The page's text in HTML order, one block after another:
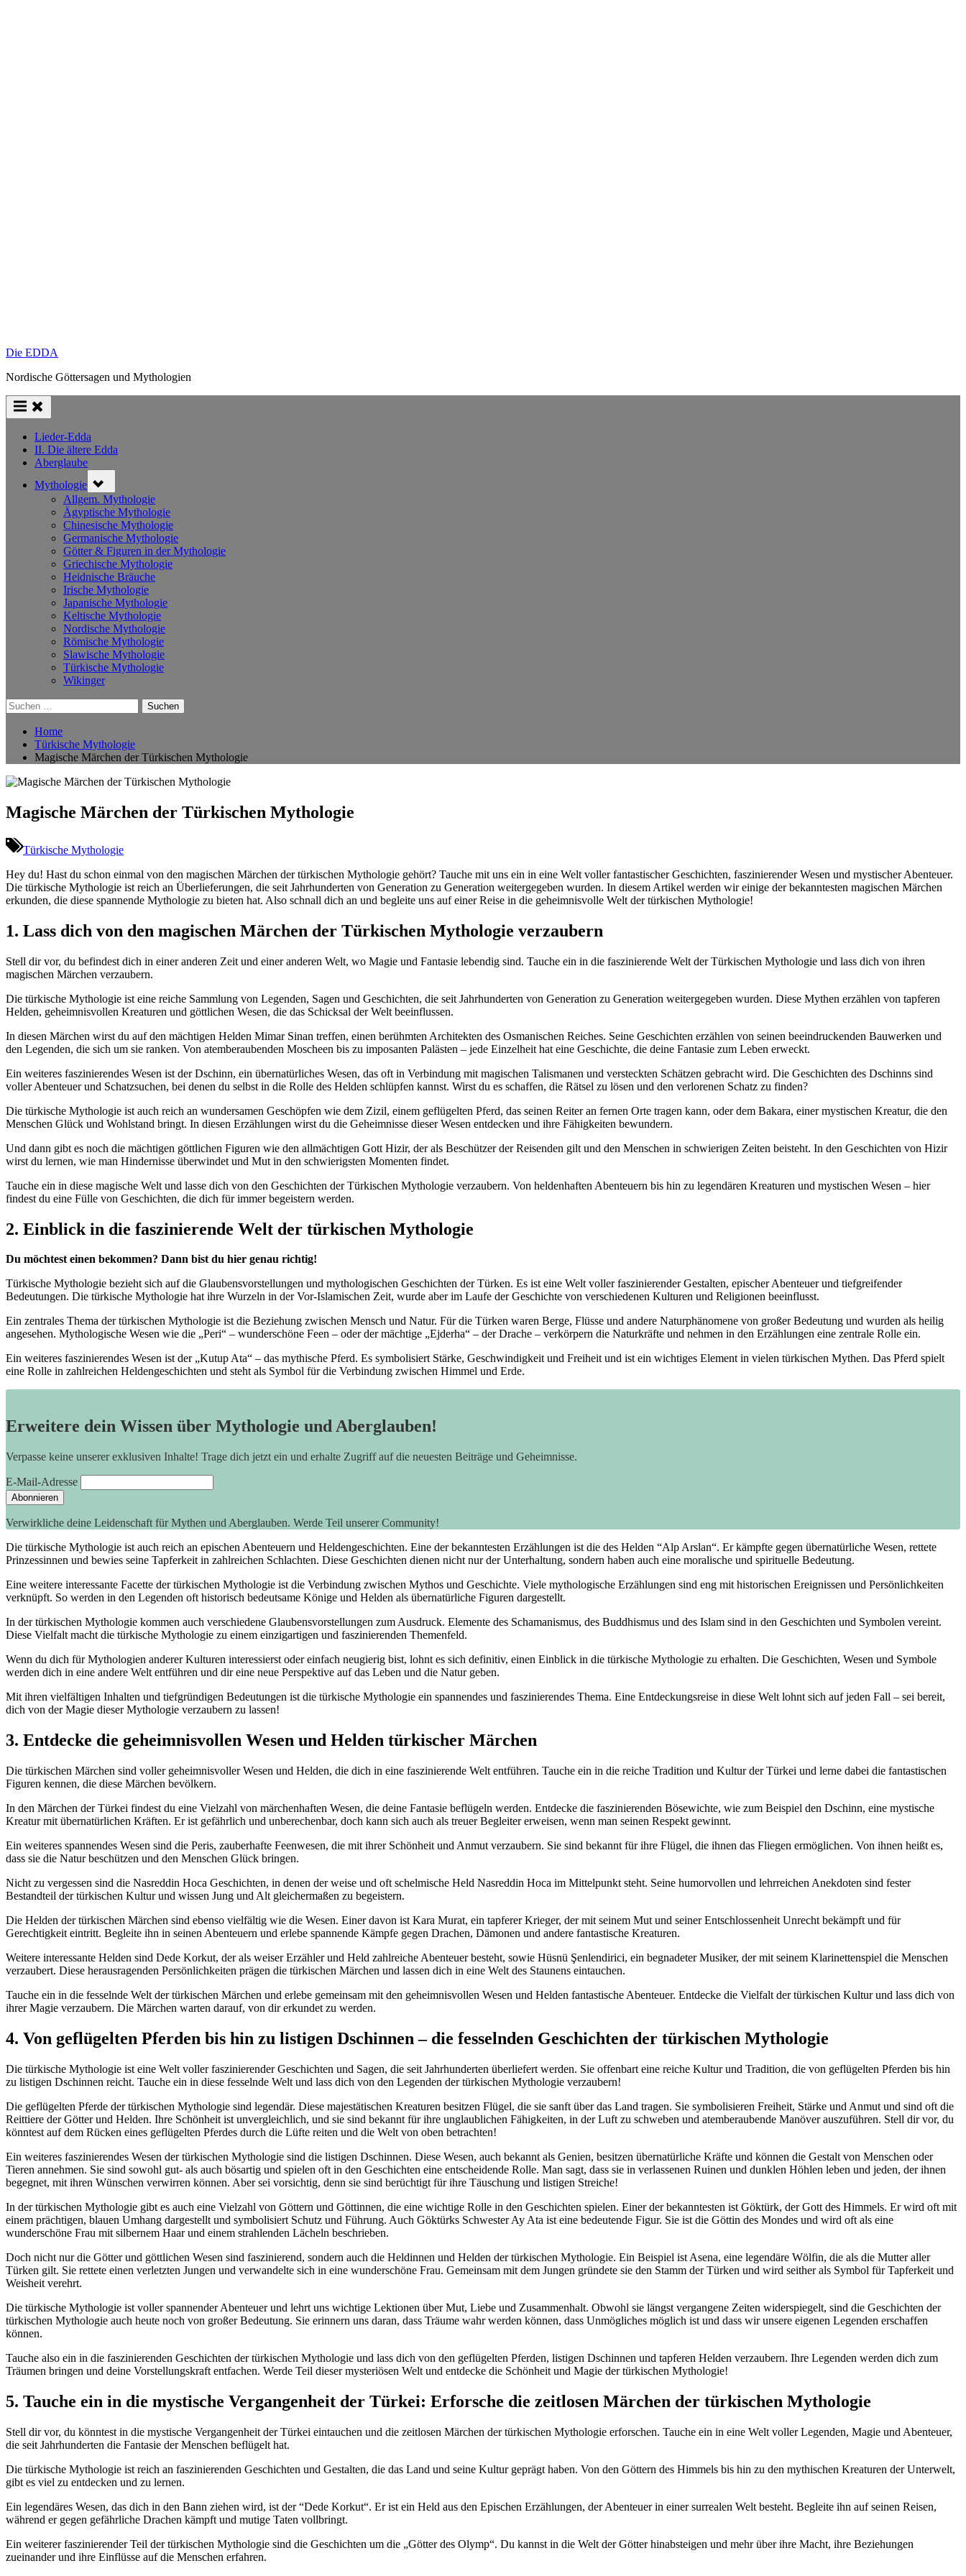
Die EDDA
Nordische Göttersagen und Mythologien
Lieder-Edda
II. Die ältere Edda
Aberglaube
Mythologie sub-
menu
Allgem. Mythologie
Ägyptische Mythologie
Chinesische Mythologie
Germanische Mythologie
Götter & Figuren in der Mythologie
Griechische Mythologie
Heidnische Bräuche
Irische Mythologie
Japanische Mythologie
Keltische Mythologie
Nordische Mythologie
Römische Mythologie
Slawische Mythologie
Türkische Mythologie
Wikinger
Suchen
nach:
Home
Türkische Mythologie
Magische Märchen der Türkischen Mythologie
Magische Märchen der Türkischen Mythologie
Türkische Mythologie
Hey‍ du! Hast du schon ‌einmal ⁤von den magischen Märchen ‌der türkischen Mythologie gehört? Tauche mit uns ein in eine​ Welt⁣ voller fantastischer Geschichten, faszinierender Wesen und mystischer Abenteuer.
Die türkische Mythologie ist reich an Überlieferungen, die‌ seit Jahrhunderten von Generation zu Generation weitergegeben wurden. In ​diesem Artikel werden ⁣wir einige‌ der bekanntesten magischen Märchen
erkunden, die diese spannende Mythologie zu bieten hat. Also schnall dich​ an und begleite ‌uns auf einer Reise in ‍die geheimnisvolle Welt der türkischen Mythologie!
1. Lass dich von den magischen⁣ Märchen der Türkischen⁢ Mythologie verzaubern
Stell dir vor, ⁣du befindest dich in einer anderen⁢ Zeit und einer ‍anderen Welt, wo Magie und Fantasie lebendig sind. Tauche ⁤ein in die faszinierende Welt der Türkischen Mythologie und ⁣lass dich ‌von ihren⁣
magischen ⁢Märchen ​verzaubern.
Die⁤ türkische⁤ Mythologie ist eine reiche Sammlung von Legenden, ⁢Sagen und Geschichten, die seit Jahrhunderten von ⁣Generation zu Generation weitergegeben wurden. Diese‍ Mythen erzählen von tapferen
Helden, geheimnisvollen Kreaturen ​und göttlichen Wesen, die⁢ das Schicksal⁢ der Welt beeinflussen.
In diesen Märchen wirst​ du auf ⁤den mächtigen‍ Helden Mimar Sinan treffen,⁢ einen berühmten Architekten des Osmanischen Reiches.⁣ Seine ⁣Geschichten erzählen von seinen beeindruckenden⁤ Bauwerken und
den Legenden, die⁢ sich​ um sie ranken. Von atemberaubenden Moscheen bis‍ zu⁤ imposanten Palästen‌ – jede Einzelheit hat eine Geschichte, die deine Fantasie zum Leben erweckt.
Ein weiteres faszinierendes Wesen ist der Dschinn, ⁢ein übernatürliches Wesen, das​ oft in Verbindung mit magischen Talismanen und versteckten Schätzen‌ gebracht wird.⁣ Die Geschichten des Dschinns ⁣sind
voller Abenteuer ‌und Schatzsuchen, bei denen du selbst in die Rolle ⁤des Helden schlüpfen ‍kannst. Wirst du es schaffen, die⁢ Rätsel zu lösen und ​den ⁣verlorenen Schatz zu finden?
Die türkische Mythologie ist auch reich an ‌wundersamen Geschöpfen wie ⁢dem Zizil, ​einem geflügelten Pferd, das ‌seinen ⁣Reiter an fernen Orte ⁣tragen ‍kann, oder dem Bakara, ‌einer ⁣mystischen Kreatur, die⁢ den
Menschen ‌Glück und Wohlstand bringt. In ⁤diesen​ Erzählungen​ wirst du die⁤ Geheimnisse dieser​ Wesen entdecken und ⁢ihre Fähigkeiten bewundern.
Und dann gibt es noch die​ mächtigen göttlichen Figuren ‍wie den allmächtigen Gott Hizir, der ⁢als ​Beschützer der Reisenden gilt und ⁣den ⁢Menschen in schwierigen Zeiten beisteht. In den Geschichten von Hizir
wirst du lernen,​ wie‍ man Hindernisse überwindet und ‍Mut in den schwierigsten Momenten findet.
Tauche ein in diese⁤ magische Welt und lasse dich von den Geschichten der Türkischen Mythologie verzaubern.⁤ Von heldenhaften Abenteuern bis‌ hin zu legendären⁣ Kreaturen und ‌mystischen Wesen – hier
findest du‍ eine Fülle von Geschichten, die dich ‍für immer ‍begeistern werden.
2. Einblick in die faszinierende Welt der türkischen⁤ Mythologie
Du möchtest einen bekommen? ‍Dann bist du hier genau richtig!
Türkische Mythologie bezieht sich auf ⁣die Glaubensvorstellungen und mythologischen​ Geschichten der​ Türken. Es ist eine Welt voller faszinierender Gestalten, epischer Abenteuer und tiefgreifender
Bedeutungen. Die türkische Mythologie‍ hat ihre Wurzeln in⁢ der Vor-Islamischen Zeit, wurde aber⁣ im Laufe der Geschichte von⁢ verschiedenen Kulturen und Religionen ⁤beeinflusst.
Ein zentrales Thema ‍der⁣ türkischen ⁤Mythologie ist die Beziehung zwischen Mensch und Natur. Für die Türken waren Berge, Flüsse und andere ⁣Naturphänomene von ​großer ‍Bedeutung und wurden‌ als heilig
angesehen. Mythologische Wesen wie ​die „Peri“ ⁢– wunderschöne Feen – oder der mächtige​ „Ejderha“ – ⁢der Drache – verkörpern die Naturkräfte und nehmen ​in den Erzählungen⁣ eine zentrale Rolle ein.
Ein weiteres faszinierendes Wesen ist der „Kutup⁢ Ata“ – das mythische Pferd. Es ⁢symbolisiert Stärke,​ Geschwindigkeit ​und Freiheit und ist ein wichtiges Element ‌in vielen türkischen ⁢Mythen. ‌Das Pferd spielt
eine Rolle in zahlreichen Heldengeschichten und steht als Symbol ⁤für die Verbindung zwischen Himmel und Erde.
Erweitere dein Wissen über Mythologie und Aberglauben!
Verpasse keine unserer exklusiven Inhalte! Trage dich jetzt ein und erhalte Zugriff auf die neuesten Beiträge und Geheimnisse.
E-Mail-Adresse
Verwirkliche deine Leidenschaft für Mythen und Aberglauben. Werde Teil unserer Community!
Die türkische Mythologie ist auch reich an epischen Abenteuern ⁣und Heldengeschichten. Eine der bekanntesten Erzählungen ist die ‌des Helden ‍“Alp Arslan“. ⁢Er kämpfte⁣ gegen ​übernatürliche Wesen, rettete
Prinzessinnen ⁣und bewies seine ⁢Tapferkeit in ⁣zahlreichen Schlachten.⁢ Diese​ Geschichten dienen⁤ nicht nur der Unterhaltung, sondern​ haben ‌auch⁢ eine moralische und spirituelle ‍Bedeutung.
Eine weitere interessante Facette der türkischen Mythologie ist die​ Verbindung zwischen‌ Mythos und ⁣Geschichte. Viele ‍mythologische⁤ Erzählungen sind eng mit historischen Ereignissen und‍ Persönlichkeiten
verknüpft. So werden in⁣ den ⁣Legenden oft historisch bedeutsame Könige ⁤und⁢ Helden als übernatürliche Figuren dargestellt.
In der türkischen Mythologie kommen auch ⁢verschiedene Glaubensvorstellungen zum ‌Ausdruck. Elemente des Schamanismus, des Buddhismus und des Islam sind in den​ Geschichten‍ und ​Symbolen vereint.
Diese Vielfalt macht die türkische⁢ Mythologie zu einem einzigartigen und faszinierenden Themenfeld.
Wenn du dich für Mythologien anderer Kulturen interessierst oder einfach ‌neugierig⁢ bist,‍ lohnt es ⁣sich⁣ definitiv, einen Einblick in die türkische Mythologie zu⁢ erhalten.‌ Die Geschichten, ‍Wesen und Symbole
werden‍ dich in eine andere ‍Welt entführen und dir eine neue Perspektive auf das Leben und ‌die Natur geben.
Mit ⁢ihren vielfältigen Inhalten und ‌tiefgründigen Bedeutungen ist die türkische Mythologie ein spannendes ⁢und faszinierendes Thema. Eine Entdeckungsreise in ⁣diese‌ Welt lohnt sich auf jeden Fall ⁢– sei bereit,
dich ‌von​ der Magie dieser ‌Mythologie verzaubern zu⁣ lassen!
3. Entdecke die⁤ geheimnisvollen Wesen⁢ und‍ Helden⁢ türkischer Märchen
Die türkischen Märchen sind voller geheimnisvoller Wesen und⁤ Helden,‌ die⁣ dich in eine faszinierende Welt entführen. Tauche ein ‍in‌ die reiche Tradition​ und ‍Kultur⁣ der Türkei⁤ und lerne dabei die fantastischen
Figuren kennen, ⁤die diese ⁢Märchen bevölkern.
In⁢ den​ Märchen der Türkei findest du eine Vielzahl von⁤ märchenhaften Wesen, die deine Fantasie beflügeln werden. Entdecke⁤ die faszinierenden Bösewichte, wie ⁣zum Beispiel den Dschinn,⁢ eine‍ mystische
Kreatur ‌mit‌ übernatürlichen Kräften. Er ist gefährlich⁢ und unberechenbar,‍ doch kann sich auch als treuer Begleiter ‍erweisen, wenn man seinen Respekt gewinnt.
Ein weiteres spannendes Wesen sind die Peris, zauberhafte‌ Feenwesen, die‌ mit⁤ ihrer ​Schönheit und Anmut verzaubern. Sie ‍sind bekannt⁤ für ihre ​Flügel,​ die ihnen das⁤ Fliegen ermöglichen. Von ihnen heißt es,
dass sie⁤ die Natur beschützen und den Menschen Glück bringen.
Nicht zu vergessen sind die ⁣Nasreddin Hoca⁤ Geschichten, in ‌denen der weise ⁢und oft schelmische Held Nasreddin Hoca im Mittelpunkt steht. Seine ⁣humorvollen und lehrreichen Anekdoten sind ‍fester
Bestandteil der türkischen Kultur ⁢und‌ wissen Jung ‌und​ Alt gleichermaßen zu begeistern.
Die Helden ​der türkischen​ Märchen sind ebenso ‌vielfältig wie die‍ Wesen.​ Einer davon ist Kara Murat,⁢ ein tapferer ​Krieger, der mit seinem Mut und seiner Entschlossenheit ⁤Unrecht⁢ bekämpft und⁤ für
Gerechtigkeit eintritt. ⁣Begleite ⁤ihn ⁤in seinen Abenteuern und erlebe‌ spannende Kämpfe gegen ⁣Drachen, Dämonen und andere fantastische Kreaturen.
Weitere interessante Helden sind Dede Korkut, der als⁢ weiser Erzähler und Held ⁢zahlreiche Abenteuer besteht, sowie Hüsnü Şenlendirici, ein ⁣begnadeter Musiker,⁣ der mit seinem Klarinettenspiel die Menschen
verzaubert. Diese herausragenden Persönlichkeiten ⁢prägen die türkischen Märchen und⁤ lassen ⁤dich‍ in eine Welt des Staunens eintauchen.
Tauche ​ein in​ die fesselnde‍ Welt​ der ⁤türkischen Märchen und erlebe gemeinsam⁣ mit den ‌geheimnisvollen Wesen und Helden ‍fantastische Abenteuer. ​Entdecke die ​Vielfalt der⁤ türkischen Kultur und lass dich ‌von
⁤ihrer Magie ‌verzaubern. Die Märchen‍ warten⁢ darauf, ‌von dir erkundet zu ‌werden.
4. Von geflügelten Pferden bis hin ‌zu listigen Dschinnen⁣ – die fesselnden ‍Geschichten der türkischen ‍Mythologie
Die türkische ⁢Mythologie ist eine ‍Welt voller faszinierender Geschichten und ⁤Sagen, die seit Jahrhunderten⁢ überliefert werden. Sie offenbart eine ‌reiche Kultur und Tradition, die von⁣ geflügelten Pferden‌ bis hin
zu listigen Dschinnen ‌reicht. ​Tauche ‌ein ⁣in diese ⁢fesselnde Welt und ⁣lass ⁣dich⁢ von den Legenden der türkischen⁣ Mythologie verzaubern!
Die geflügelten⁤ Pferde der türkischen Mythologie sind legendär. Diese majestätischen ‌Kreaturen besitzen Flügel, ​die sie sanft über das ‍Land tragen. Sie ⁣symbolisieren Freiheit, Stärke und⁢ Anmut und sind oft die
Reittiere⁢ der Götter⁤ und Helden. Ihre Schönheit ist unvergleichlich, ​und sie sind⁣ bekannt für ihre unglaublichen Fähigkeiten, in der Luft zu ​schweben und atemberaubende⁣ Manöver auszuführen. Stell dir vor,‍ du
könntest‌ auf dem Rücken‌ eines geflügelten Pferdes ​durch die Lüfte reiten und die ‍Welt von oben betrachten!
Ein weiteres faszinierendes Wesen der türkischen ⁢Mythologie sind ​die listigen‍ Dschinnen. Diese Wesen, auch bekannt als Genien, besitzen ⁣übernatürliche ⁣Kräfte und ⁣können‌ die Gestalt von‍ Menschen oder
Tieren annehmen. Sie sind sowohl gut- als auch ⁢bösartig und spielen oft in den Geschichten eine ⁣entscheidende ⁣Rolle.⁤ Man sagt, dass sie‌ in verlassenen ⁣Ruinen und dunklen Höhlen leben und⁣ jeden, der ihnen
begegnet,​ mit⁣ ihren Wünschen verwirren ⁢können. Aber ​sei vorsichtig,‍ denn ‌sie sind berüchtigt für ‌ihre Täuschung ​und listigen Streiche!
In⁣ der türkischen Mythologie gibt es auch eine Vielzahl von Göttern und Göttinnen, ⁤die eine wichtige ‌Rolle in den Geschichten spielen.⁢ Einer der bekanntesten ist‌ Göktürk, der‍ Gott des Himmels.⁣ Er wird oft mit
‍einem prächtigen, blauen Umhang dargestellt ​und symbolisiert ‍Schutz und Führung. ⁢Auch Göktürks Schwester Ay Ata⁢ ist⁤ eine bedeutende Figur.⁢ Sie​ ist ⁤die⁢ Göttin des Mondes⁣ und‌ wird‍ oft als eine
wunderschöne Frau mit silbernem Haar⁤ und einem⁤ strahlenden Lächeln beschrieben.
Doch nicht nur die​ Götter und göttlichen ​Wesen sind faszinierend, sondern auch die ​Heldinnen und Helden der⁢ türkischen Mythologie. Ein Beispiel ist Asena, eine legendäre ‌Wölfin, die ‌als die ⁢Mutter aller
Türken⁤ gilt. Sie ‌rettete einen verletzten Jungen⁤ und​ verwandelte sich‍ in ​eine⁤ wunderschöne Frau. ⁣Gemeinsam‌ mit dem Jungen‍ gründete sie den Stamm der ⁤Türken und wird seither als Symbol für Tapferkeit und
Weisheit⁤ verehrt.
Die​ türkische Mythologie⁢ ist voller spannender Abenteuer und⁢ lehrt uns wichtige Lektionen‌ über Mut, Liebe und Zusammenhalt. Obwohl sie längst vergangene Zeiten​ widerspiegelt, sind die Geschichten der
türkischen Mythologie auch heute noch von großer Bedeutung. ‍Sie ‍erinnern uns daran, dass ‌Träume wahr werden⁤ können, dass Unmögliches möglich⁤ ist und dass wir ​unsere‌ eigenen⁢ Legenden erschaffen
können.
Tauche also ein in⁤ die faszinierenden Geschichten​ der türkischen Mythologie und ‌lass dich von⁣ den geflügelten Pferden, listigen Dschinnen und tapferen Helden ⁣verzaubern.⁤ Ihre⁣ Legenden‌ werden dich zum
Träumen bringen und deine Vorstellungskraft entfachen. Werde Teil dieser mysteriösen Welt ​und entdecke die Schönheit und⁢ Magie der ​türkischen Mythologie!
5. Tauche⁢ ein ⁤in die ⁤mystische Vergangenheit der Türkei: Erforsche die zeitlosen Märchen der ⁤türkischen Mythologie
Stell dir vor, du könntest‌ in die mystische ⁢Vergangenheit der Türkei eintauchen und die zeitlosen Märchen der türkischen Mythologie erforschen.‌ Tauche ein in eine​ Welt voller Legenden, Magie und Abenteuer,
die seit Jahrhunderten die Fantasie der Menschen beflügelt‌ hat.
Die türkische Mythologie ist reich ‍an faszinierenden Geschichten und Gestalten, die das Land ​und​ seine ⁢Kultur geprägt haben. Von⁤ den Göttern des Himmels bis ​hin⁤ zu den mythischen Kreaturen der Unterwelt,
gibt es viel zu ‌entdecken und zu ‌lernen.
Ein legendäres Wesen, das dich in den Bann ziehen⁤ wird, ist der ⁤“Dede Korkut“. Er​ ist ein Held aus den Epischen Erzählungen, der ⁢Abenteuer in⁤ einer surrealen Welt ⁢besteht. Begleite ihn auf seinen ‍Reisen,
⁢während er gegen gefährliche Drachen kämpft und mutige⁤ Taten vollbringt.
Ein weiterer ⁤faszinierender Teil der​ türkischen Mythologie​ sind die Geschichten um​ die „Götter des Olymp“. Du kannst in die Welt der Götter hinabsteigen‍ und mehr über ihre ‌Macht, ihre⁤ Beziehungen
zueinander und ​ihre Einflüsse auf die Menschen erfahren.